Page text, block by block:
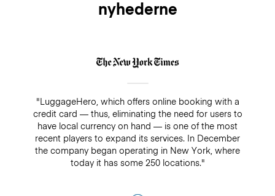
nyhederne
"LuggageHero, which offers online booking with a
credit card — thus, eliminating the need for users to
have local currency on hand — is one of the most
recent players to expand its services. In December
the company began operating in New York, where
today it has some 250 locations."